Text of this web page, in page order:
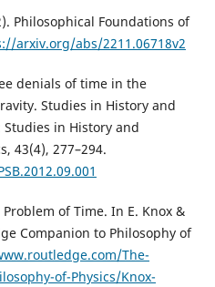
Philosophical Foundations of
arxiv.org/abs/2211.06718v2
denials of time in the
Studies in History and
Studies in History and
43(4), 277–294.
of Time. In E. Knox &
Companion to Philosophy of
The-
of-Physics/Knox-